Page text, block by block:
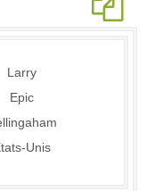
Larry
Epic
Unis